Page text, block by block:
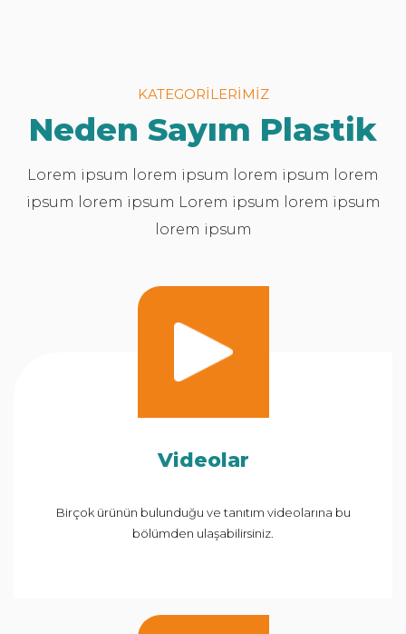
KATEGORİLERİMİZ
Neden Sayım Plastik
Lorem ipsum lorem ipsum lorem ipsum lorem
ipsum lorem ipsum Lorem ipsum lorem ipsum
lorem ipsum
Videolar
Birçok ürünün bulunduğu ve tanıtım videolarına bu
bölümden ulaşabilirsiniz.